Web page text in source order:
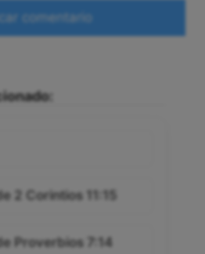
2 Corintios 11:15
Proverbios 7:14